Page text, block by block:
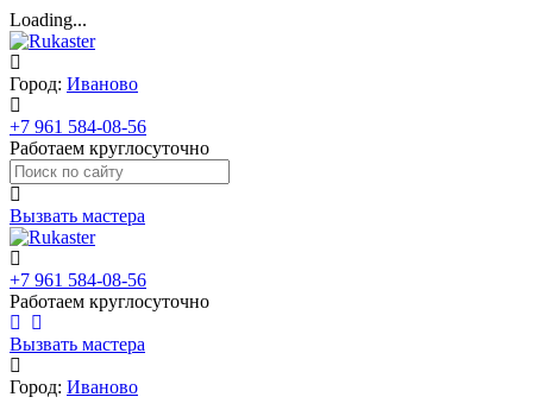
Loading...
Город: Иваново
+7 961 584-08-56
Работаем круглосуточно
Вызвать мастера
+7 961 584-08-56
Работаем круглосуточно
Вызвать мастера
Город: Иваново